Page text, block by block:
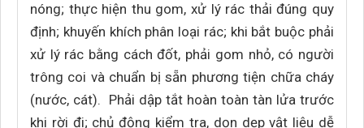
nóng; thực hiện thu gom, xử lý rác thải đúng quy
định; khuyến khích phân loại rác; khi bắt buộc phải
xử lý rác bằng cách đốt, phải gom nhỏ, có người
trông coi và chuẩn bị sẵn phương tiện chữa cháy
(nước, cát). Phải dập tắt hoàn toàn tàn lửa trước
khi rời đi; chủ động kiểm tra, dọn dẹp vật liệu dễ